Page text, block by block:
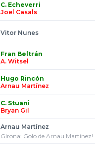
C. Echeverri
Joel Casals
Vitor Nunes
Fran Beltrán
A. Witsel
Hugo Rincón
Arnau Martínez
C. Stuani
Bryan Gil
Arnau Martínez
Girona: Golo de Arnau Martínez!